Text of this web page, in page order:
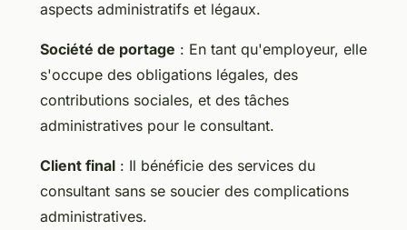
aspects administratifs et légaux.
Société de portage : En tant qu'employeur, elle
s'occupe des obligations légales, des
contributions sociales, et des tâches
administratives pour le consultant.
Client final : Il bénéficie des services du
consultant sans se soucier des complications
administratives.